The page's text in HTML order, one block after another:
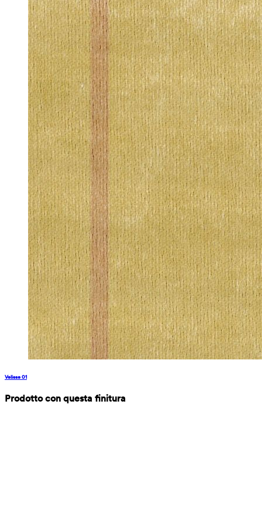
Velisse 01
Prodotto con questa finitura